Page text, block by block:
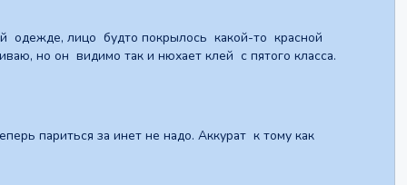
одежде, лицо будто покрылось какой-то красной
но он видимо так и нюхает клей с пятого класса.
париться за инет не надо. Аккурат к тому как